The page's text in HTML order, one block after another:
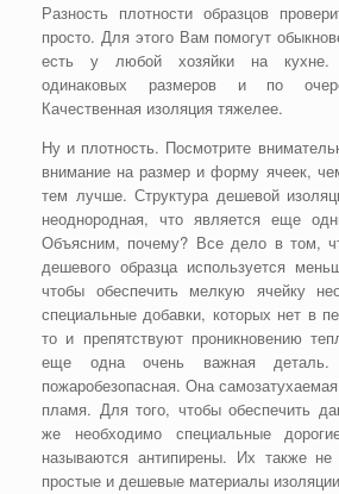
Разность плотности образцов
просто. Для этого Вам помогут
есть у любой хозяйки на кухне.
одинаковых размеров и по
Качественная изоляция тяжелее.
Ну и плотность. Посмотрите
внимание на размер и форму ячеек,
тем лучше. Структура дешевой
неоднородная, что является еще
Объясним, почему? Все дело в том,
дешевого образца используется
чтобы обеспечить мелкую ячейку
специальные добавки, которых нет в
то и препятствуют проникновению
еще одна очень важная деталь.
пожаробезопасная. Она
пламя. Для того, чтобы обеспечить
же необходимо специальные
называются антипирены. Их также
простые и дешевые материалы